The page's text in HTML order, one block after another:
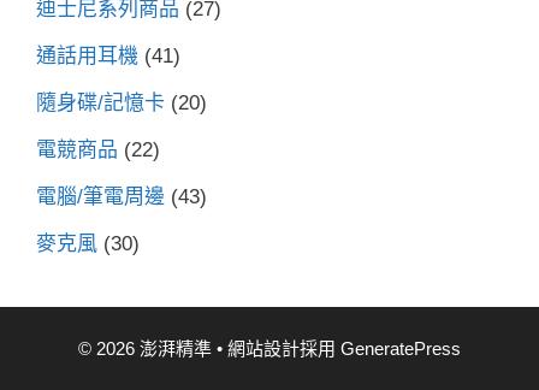
迪士尼系列商品 (27)
通話用耳機 (41)
隨身碟/記憶卡 (20)
電競商品 (22)
電腦/筆電周邊 (43)
麥克風 (30)
© 2026 澎湃精準 • 網站設計採用 GeneratePress